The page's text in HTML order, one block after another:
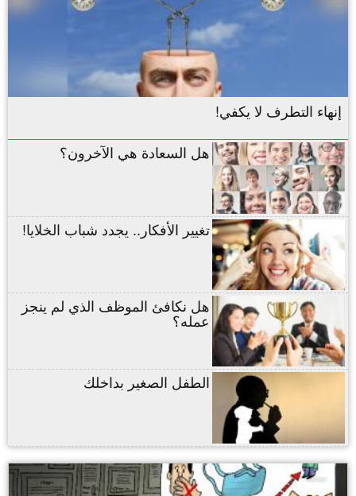
إنهاء التطرف لا يكفي!
هل السعادة هي الآخرون؟
تغيير الأفكار.. يجدد شباب الخلايا!
هل نكافئ الموظف الذي لم ينجز
عمله؟
الطفل الصغير بداخلك